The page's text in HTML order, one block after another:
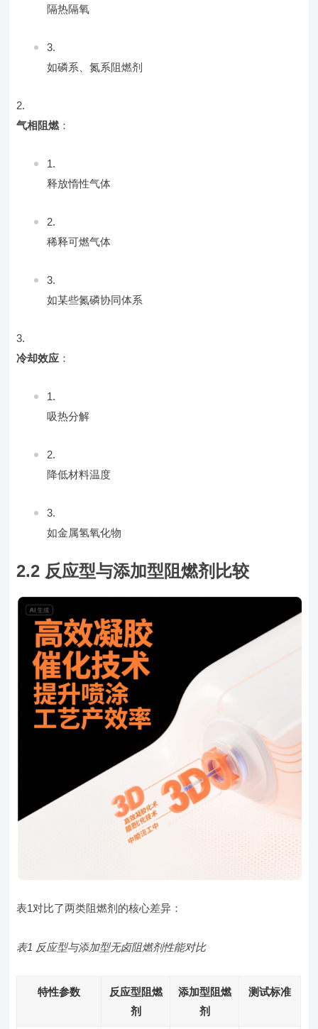
隔热隔氧
如磷系、氮系阻燃剂
气相阻燃：
释放惰性气体
稀释可燃气体
如某些氮磷协同体系
冷却效应 ：
吸热分解
降低材料温度
如金属氢氧化物
2.2 反应型与添加型阻燃剂比较
表1对比了两类阻燃剂的核心差异：
表1 反应型与添加型无卤阻燃剂性能对比
特性参数
反应型阻燃
剂
添加型阻燃
剂
测试标准